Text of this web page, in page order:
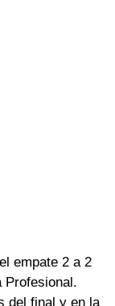
empate 2 a 2
Profesional.
del final y en la